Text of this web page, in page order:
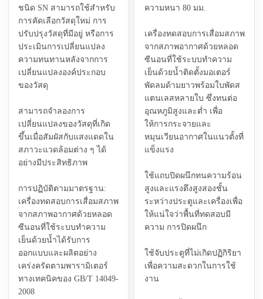
ชนิด SN สามารถใช้สำหรับ
การคัดเลือกวัสดุใหม่ การ
ปรับปรุงวัสดุที่มีอยู่ หรือการ
ประเมินการเปลี่ยนแปลง
ความทนทานหลังจากการ
เปลี่ยนแปลงองค์ประกอบ
ของวัสดุ
สามารถจำลองการ
เปลี่ยนแปลงของวัสดุที่เกิด
ขึ้นเมื่อสัมผัสกับแสงแดดใน
สภาวะแวดล้อมต่าง ๆ ได้
อย่างมีประสิทธิภาพ
การปฏิบัติตามมาตรฐาน:
เครื่องทดสอบการเสื่อมสภาพ
จากสภาพอากาศด้วยหลอด
ซีนอนที่ใช้ระบบทำความ
เย็นด้วยน้ำได้รับการ
ออกแบบและผลิตอย่าง
เคร่งครัดตามพารามิเตอร์
ทางเทคนิคของ GB/T 14049-
2008
ความหนา 80 มม.
เครื่องทดสอบการเสื่อมสภาพ
จากสภาพอากาศด้วยหลอด
ซีนอนที่ใช้ระบบทำความ
เย็นด้วยน้ำติดตั้งมอเตอร์
พัดลมด้ามยาวพร้อมใบพัดส
แตนเลสหลายใบ ซึ่งทนต่อ
อุณหภูมิสูงและต่ำ เพื่อ
ให้การกระจายและ
หมุนเวียนอากาศในแนวตั้งที่
แข็งแรง
ใช้แถบปิดผนึกทนความร้อน
สูงและแรงตึงสูงสองชั้น
ระหว่างประตูและเครื่องเพื่อ
ให้แน่ใจว่าพื้นที่ทดสอบมี
ความ การปิดผนึก
ใช้จับประตูที่ไม่เกิดปฏิกิริยา
เพื่อความสะดวกในการใช้
งาน